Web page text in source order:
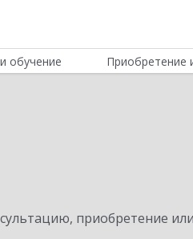
обучение Приобретение
приобретение или